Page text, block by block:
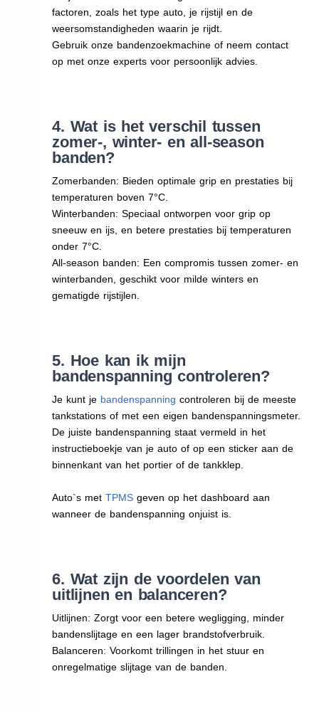
factoren, zoals het type auto, je rijstijl en de
weersomstandigheden waarin je rijdt.
Gebruik onze bandenzoekmachine of neem contact
op met onze experts voor persoonlijk advies.
4. Wat is het verschil tussen
zomer-, winter- en all-season
banden?
Zomerbanden: Bieden optimale grip en prestaties bij
temperaturen boven 7°C.
Winterbanden: Speciaal ontworpen voor grip op
sneeuw en ijs, en betere prestaties bij temperaturen
onder 7°C.
All-season banden: Een compromis tussen zomer- en
winterbanden, geschikt voor milde winters en
gematigde rijstijlen.
5. Hoe kan ik mijn
bandenspanning controleren?
Je kunt je bandenspanning controleren bij de meeste
tankstations of met een eigen bandenspanningsmeter.
De juiste bandenspanning staat vermeld in het
instructieboekje van je auto of op een sticker aan de
binnenkant van het portier of de tankklep.
Auto`s metTPMS geven op het dashboard aan
wanneer de bandenspanning onjuist is.
6. Wat zijn de voordelen van
uitlijnen en balanceren?
Uitlijnen: Zorgt voor een betere wegligging, minder
bandenslijtage en een lager brandstofverbruik.
Balanceren: Voorkomt trillingen in het stuur en
onregelmatige slijtage van de banden.